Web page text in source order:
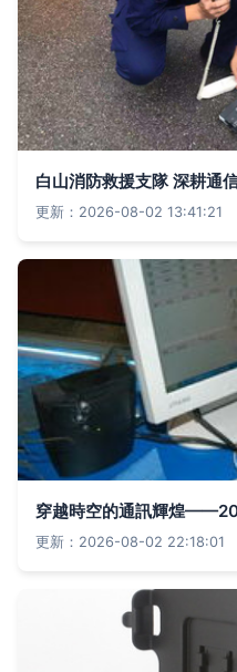
更新：2026-08-02 13:41:21
更新：2026-08-02 22:18:01